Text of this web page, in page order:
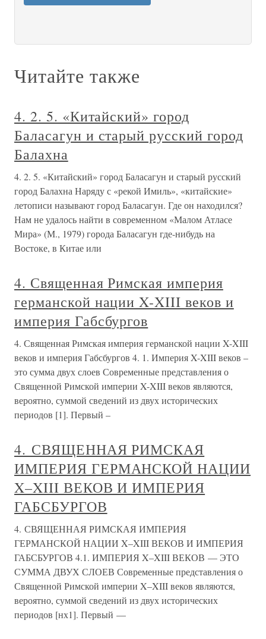
Читайте также
4. 2. 5. «Китайский» город
Баласагун и старый русский город
Балахна
4. 2. 5. «Китайский» город Баласагун и старый русский
город Балахна Наряду с «рекой Имиль», «китайские»
летописи называют город Баласагун. Где он находился?
Нам не удалось найти в современном «Малом Атласе
Мира» (М., 1979) города Баласагун где-нибудь на
Востоке, в Китае или
4. Священная Римская империя
германской нации X-XIII веков и
империя Габсбургов
4. Священная Римская империя германской нации X-XIII
веков и империя Габсбургов 4. 1. Империя X-XIII веков –
это сумма двух слоев Современные представления о
Священной Римской империи X-XIII веков являются,
вероятно, суммой сведений из двух исторических
периодов [1]. Первый –
4. СВЯЩЕННАЯ РИМСКАЯ
ИМПЕРИЯ ГЕРМАНСКОЙ НАЦИИ
X–XIII ВЕКОВ И ИМПЕРИЯ
ГАБСБУРГОВ
4. СВЯЩЕННАЯ РИМСКАЯ ИМПЕРИЯ
ГЕРМАНСКОЙ НАЦИИ X–XIII ВЕКОВ И ИМПЕРИЯ
ГАБСБУРГОВ 4.1. ИМПЕРИЯ X–XIII ВЕКОВ — ЭТО
СУММА ДВУХ СЛОЕВ Современные представления о
Священной Римской империи X–XIII веков являются,
вероятно, суммой сведений из двух исторических
периодов [нх1]. Первый —